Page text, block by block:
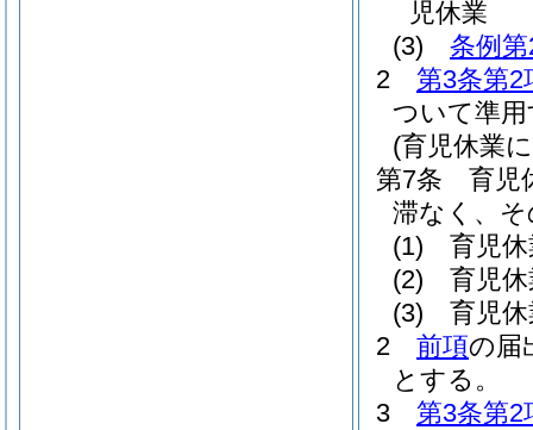
児休業
(3)
条例
2
第3条第2
ついて準
(育児休業
第7条
育児
滞なく、
(1)
育児
(2)
育児
(3)
育児
2
前項の届
とする。
3
第3条第2